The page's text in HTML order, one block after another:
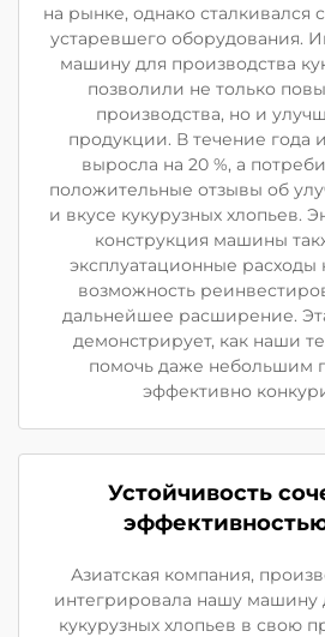
на рынке, однако сталкивался
устаревшего оборудования.
машину для производства
позволили не только
производства, но и
продукции. В течение года
выросла на 20 %, а
положительные отзывы об
и вкусе кукурузных хлопьев.
конструкция машины
эксплуатационные расходы
возможность
дальнейшее расширение.
демонстрирует, как наши
помочь даже небольшим
эффективно
Устойчивость
Азиатская компания,
интегрировала нашу машину
кукурузных хлопьев в свою